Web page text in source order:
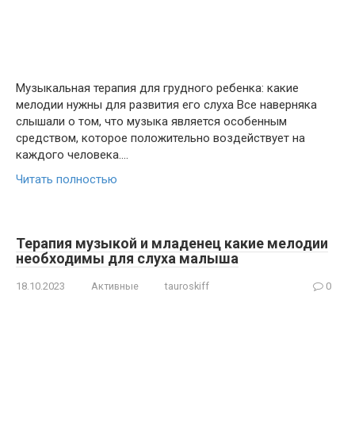
Музыкальная терапия для грудного ребенка: какие
мелодии нужны для развития его слуха Все наверняка
слышали о том, что музыка является особенным
средством, которое положительно воздействует на
каждого человека….
Читать полностью
Терапия музыкой и младенец какие мелодии
необходимы для слуха малыша
18.10.2023 Активные tauroskiff 0